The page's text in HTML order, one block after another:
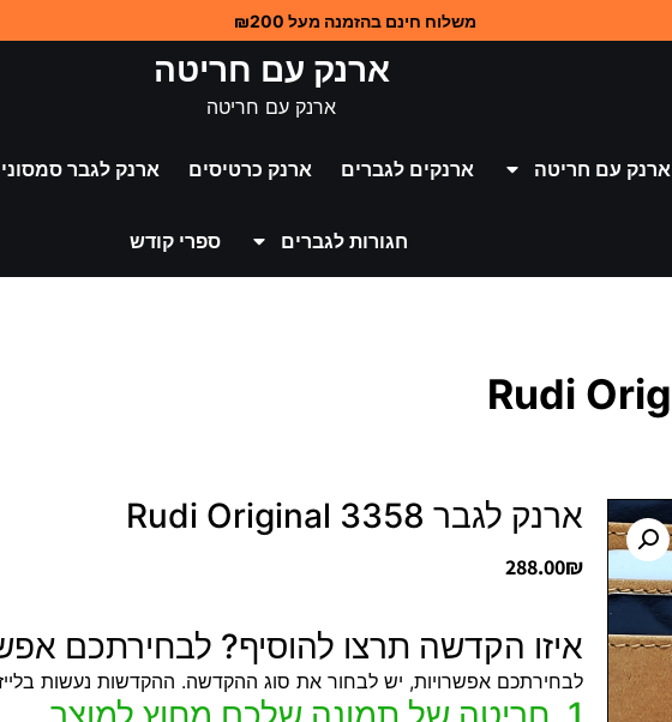
משלוח חינם בהזמנה מעל ₪200
ארנק עם חריטה
ארנק עם חריטה
ארנק עם חריטה ארנקים לגברים ארנק כרטיסים ארנק לגבר
חגורות לגברים ספרי קודש
ארנק לגבר 3358 Rudi Original
288.00₪
איזו הקדשה תרצו להוסיף? לבחירתכם
לבחירתכם אפשרויות, יש לבחור את סוג ההקדשה. ההקדשות נעשות